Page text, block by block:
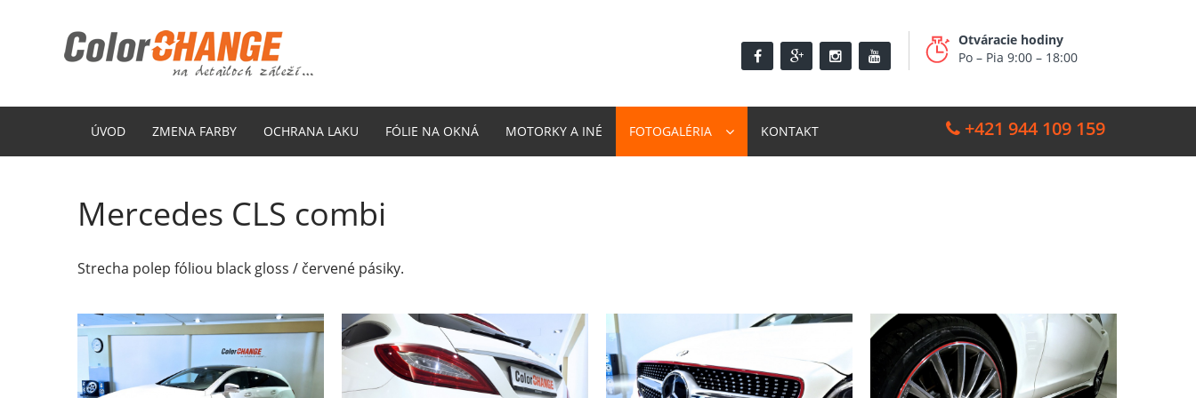
Otváracie hodiny
Po – Pia 9:00 – 18:00
ÚVOD ZMENA FARBY OCHRANA LAKU FÓLIE NA OKNÁ MOTORKY A INÉ FOTOGALÉRIA KONTAKT +421 944 109 159
Mercedes CLS combi
Strecha polep fóliou black gloss / červené pásiky.